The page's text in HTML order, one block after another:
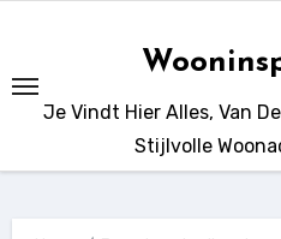
de
inhoudJe Vindt Hier Alles, Van
Stijlvolle